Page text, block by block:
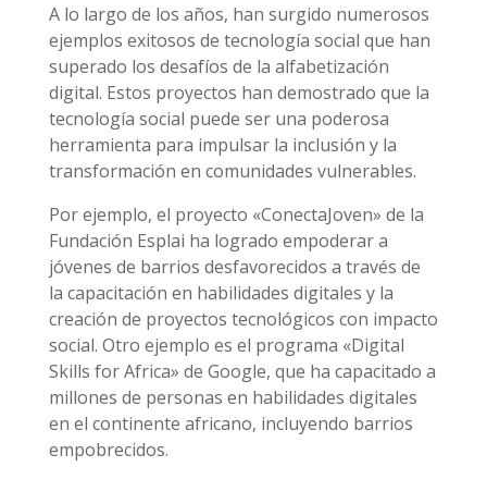
A lo largo de los años, han surgido numerosos
ejemplos exitosos de tecnología social que han
superado los desafíos de la alfabetización
digital. Estos proyectos han demostrado que la
tecnología social puede ser una poderosa
herramienta para impulsar la inclusión y la
transformación en comunidades vulnerables.
Por ejemplo, el proyecto «ConectaJoven» de la
Fundación Esplai ha logrado empoderar a
jóvenes de barrios desfavorecidos a través de
la capacitación en habilidades digitales y la
creación de proyectos tecnológicos con impacto
social. Otro ejemplo es el programa «Digital
Skills for Africa» de Google, que ha capacitado a
millones de personas en habilidades digitales
en el continente africano, incluyendo barrios
empobrecidos.